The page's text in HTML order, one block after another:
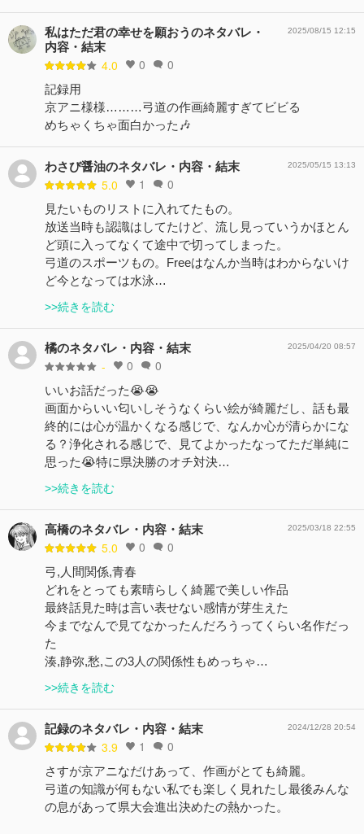
私はただ君の幸せを願おうのネタバレ・
内容・結末
4.0 0 0
2025/08/15 12:15
記録用
京アニ様様………弓道の作画綺麗すぎてビビる
めちゃくちゃ面白かった🎶
わさび醤油のネタバレ・内容・結末
5.0 1 0
2025/05/15 13:13
見たいものリストに入れてたもの。
放送当時も認識はしてたけど、流し見っていうかほとん
ど頭に入ってなくて途中で切ってしまった。
弓道のスポーツもの。Freeはなんか当時はわからないけ
ど今となっては水泳…
>>続きを読む
橘のネタバレ・内容・結末
- 0 0
2025/04/20 08:57
いいお話だった😭😭
画面からいい匂いしそうなくらい絵が綺麗だし、話も最
終的には心が温かくなる感じで、なんか心が清らかにな
る？浄化される感じで、見てよかったなってただ単純に
思った😭特に県決勝のオチ対決…
>>続きを読む
高橋のネタバレ・内容・結末
5.0 0 0
2025/03/18 22:55
弓,人間関係,青春
どれをとっても素晴らしく綺麗で美しい作品
最終話見た時は言い表せない感情が芽生えた
今までなんで見てなかったんだろうってくらい名作だっ
た
湊,静弥,愁,この3人の関係性もめっちゃ…
>>続きを読む
記録のネタバレ・内容・結末
3.9 1 0
2024/12/28 20:54
さすが京アニなだけあって、作画がとても綺麗。
弓道の知識が何もない私でも楽しく見れたし最後みんな
の息があって県大会進出決めたの熱かった。